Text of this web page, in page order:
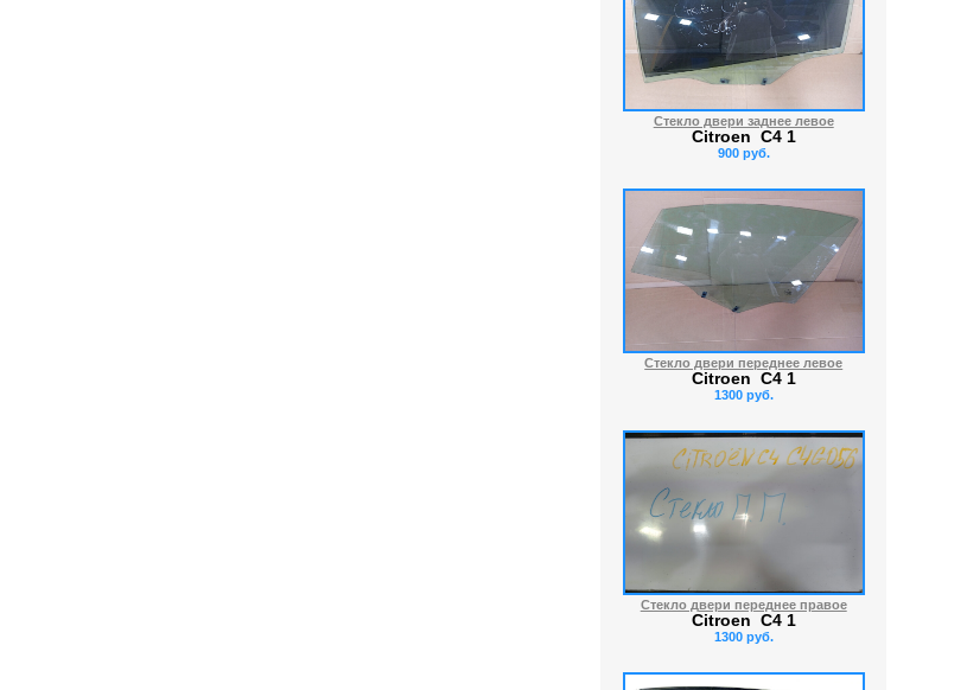
Стекло двери заднее левое
Citroen C4 1
900 руб.
Стекло двери переднее левое
Citroen C4 1
1300 руб.
Стекло двери переднее правое
Citroen C4 1
1300 руб.